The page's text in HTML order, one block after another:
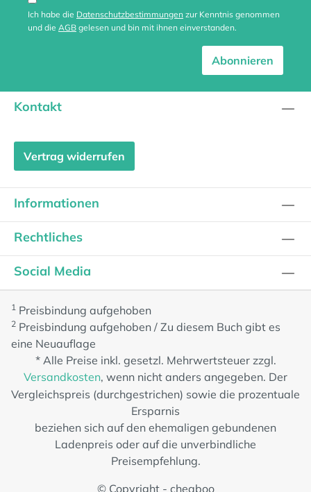
Ich habe die Datenschutzbestimmungen zur Kenntnis genommen
und die AGB gelesen und bin mit ihnen einverstanden.
Abonnieren
Kontakt
Vertrag widerrufen
Informationen
Rechtliches
Social Media
1 Preisbindung aufgehoben
2 Preisbindung aufgehoben / Zu diesem Buch gibt es
eine Neuauflage
* Alle Preise inkl. gesetzl. Mehrwertsteuer zzgl.
Versandkosten, wenn nicht anders angegeben. Der
Vergleichspreis (durchgestrichen) sowie die prozentuale
Ersparnis
beziehen sich auf den ehemaligen gebundenen
Ladenpreis oder auf die unverbindliche
Preisempfehlung.
© Copyright - cheaboo